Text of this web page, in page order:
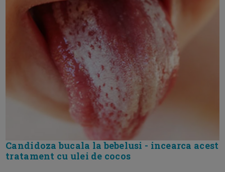
Candidoza bucala la bebelusi - incearca acest
tratament cu ulei de cocos